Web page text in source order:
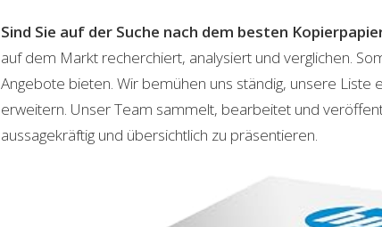
Sind Sie auf der Suche nach dem besten
auf dem Markt recherchiert, analysiert und verglichen.
Angebote bieten. Wir bemühen uns ständig, unsere
erweitern. Unser Team sammelt, bearbeitet und
aussagekräftig und übersichtlich zu präsentieren.